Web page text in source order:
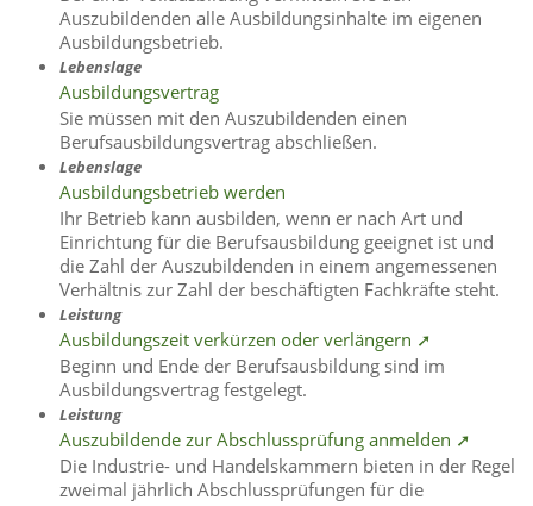
Auszubildenden alle Ausbildungsinhalte im eigenen
Ausbildungsbetrieb.
Lebenslage
Ausbildungsvertrag
Sie müssen mit den Auszubildenden einen
Berufsausbildungsvertrag abschließen.
Lebenslage
Ausbildungsbetrieb werden
Ihr Betrieb kann ausbilden, wenn er nach Art und
Einrichtung für die Berufsausbildung geeignet ist und
die Zahl der Auszubildenden in einem angemessenen
Verhältnis zur Zahl der beschäftigten Fachkräfte steht.
Leistung
Ausbildungszeit verkürzen oder verlängern ➚
Beginn und Ende der Berufsausbildung sind im
Ausbildungsvertrag festgelegt.
Leistung
Auszubildende zur Abschlussprüfung anmelden ➚
Die Industrie- und Handelskammern bieten in der Regel
zweimal jährlich Abschlussprüfungen für die